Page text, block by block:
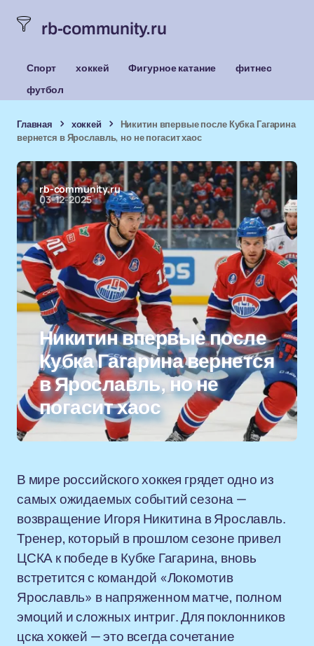
rb-community.ru
Спорт хоккей Фигурное катание
фитнес
футбол
Главная хоккей
Никитин впервые после Кубка Гагарина
вернется в Ярославль, но не погасит хаос
rb-community.ru
03-12-2025
Никитин впервые после
Кубка Гагарина вернется
в Ярославль, но не
погасит хаос
В мире российского хоккея грядет одно из
самых ожидаемых событий сезона —
возвращение Игоря Никитина в Ярославль.
Тренер, который в прошлом сезоне привел
ЦСКА к победе в Кубке Гагарина, вновь
встретится с командой «Локомотив
Ярославль» в напряженном матче, полном
эмоций и сложных интриг. Для поклонников
цска хоккей — это всегда сочетание